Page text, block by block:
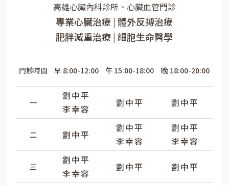
高雄心臟內科診所、心臟血管門診
專業心臟治療 | 體外反搏治療
肥胖減重治療 | 細胞生命醫學
門診時間
一
二
三
早 8:00-12:00
劉中平
李幸容
劉中平
劉中平
李幸容
午 15:00-18:00
劉中平
劉中平
李幸容
劉中平
晚 18:00-20:00
劉中平
劉中平
李幸容
劉中平